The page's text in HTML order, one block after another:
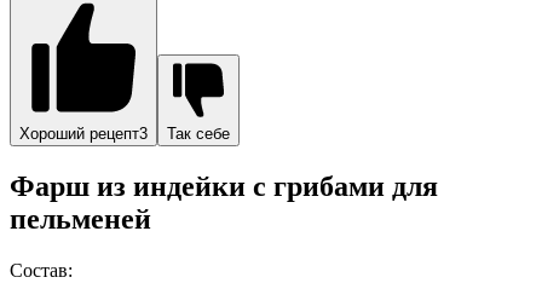
Хороший рецепт3 Так себе
Фарш из индейки с грибами для
пельменей
Состав: